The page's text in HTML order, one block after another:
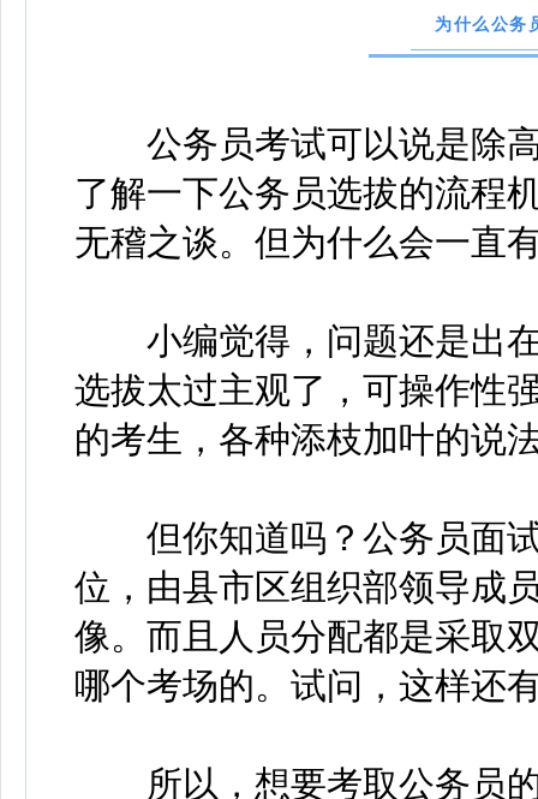
为什么公务
公务员考试可以说是除高
了解一下公务员选拔的流程
无稽之谈。但为什么会一直
小编觉得，问题还是出在
选拔太过主观了，可操作性
的考生，各种添枝加叶的说
但你知道吗？公务员面试
位，由县市区组织部领导成
像。而且人员分配都是采取
哪个考场的。试问，这样还
所以，想要考取公务员的